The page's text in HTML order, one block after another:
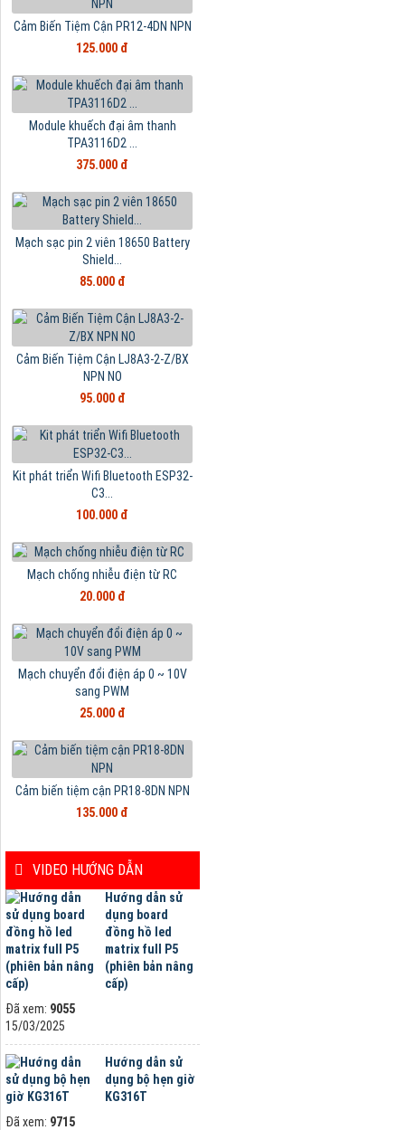
Cảm Biến Tiệm Cận PR12-4DN NPN
125.000 đ
Module khuếch đại âm thanh
TPA3116D2 ...
375.000 đ
Mạch sạc pin 2 viên 18650 Battery
Shield...
85.000 đ
Cảm Biến Tiệm Cận LJ8A3-2-Z/BX
NPN NO
95.000 đ
Kit phát triển Wifi Bluetooth ESP32-
C3...
100.000 đ
Mạch chống nhiễu điện từ RC
20.000 đ
Mạch chuyển đổi điện áp 0 ~ 10V
sang PWM
25.000 đ
Cảm biến tiệm cận PR18-8DN NPN
135.000 đ
VIDEO HƯỚNG DẪN
Hướng dẫn sử
dụng board
đồng hồ led
matrix full P5
(phiên bản nâng
cấp)
Đã xem: 9055
15/03/2025
Hướng dẫn sử
dụng bộ hẹn giờ
KG316T
Đã xem: 9715